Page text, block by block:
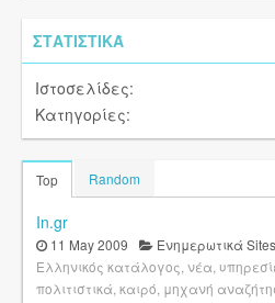
ΣΤΑΤΙΣΤΙΚΆ
Ιστοσελίδες:
Κατηγορίες:
Top Random
In.gr
11 May 2009
Ενημερωτικά Sites
Ελληνικός κατάλογος, νέα,
πολιτιστικά, καιρό, μηχανή